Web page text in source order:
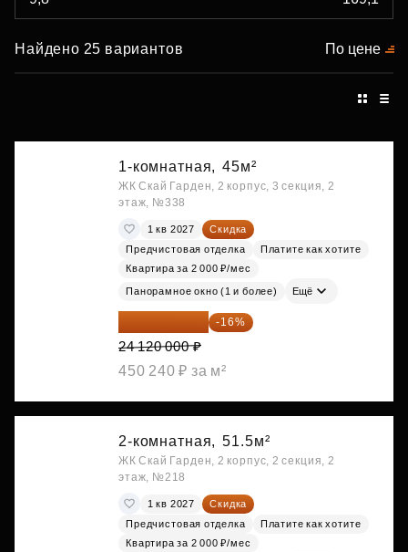
Найдено 25 вариантов По цене
1-комнатная, 45м²
ЖК Скай Гарден, 2 корпус, 3 секция, 2
этаж, №338
1 кв 2027
Скидка
Предчистовая отделка
Платите как хотите
Квартира за 2 000 ₽/мес
Панорамное окно (1 и более) Ещё
20 260 800 ₽ -16%
24 120 000 ₽
450 240 ₽ за м²
2-комнатная, 51.5м²
ЖК Скай Гарден, 2 корпус, 2 секция, 2
этаж, №218
1 кв 2027
Скидка
Предчистовая отделка
Платите как хотите
Квартира за 2 000 ₽/мес